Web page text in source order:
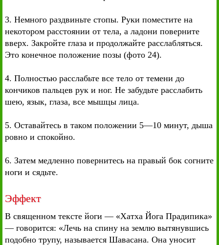
3. Немного раздвиньте стопы. Руки поместите на
некотором расстоянии от тела, а ладони поверните
вверх. Закройте глаза и продолжайте расслабляться.
Это конечное положение позы (фото 24).
4. Полностью расслабьте все тело от темени до
кончиков пальцев рук и ног. Не забудьте расслабить
шею, язык, глаза, все мышцы лица.
5. Оставайтесь в таком положении 5—10 минут, дыша
ровно и спокойно.
6. Затем медленно повернитесь на правый бок согните
ноги и сядьте.
Эффект
В священном тексте йоги — «Хатха Йога Прадипика»
— говорится: «Лечь на спину на землю вытянувшись
подобно трупу, называется Шавасана. Она уносит